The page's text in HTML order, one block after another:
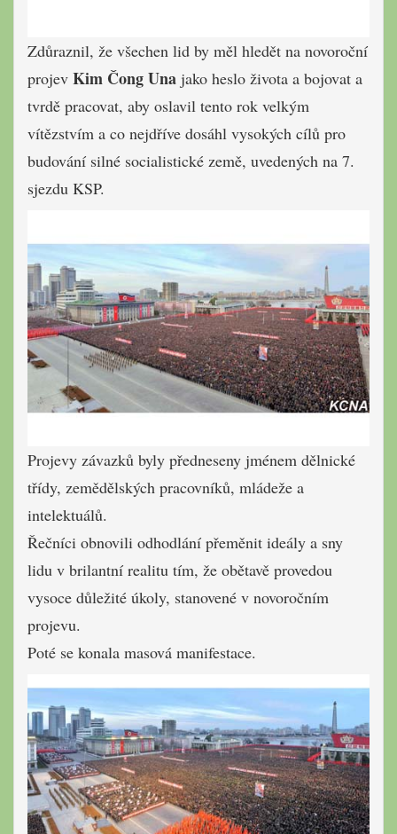
Zdůraznil, že všechen lid by měl hledět na novoroční
projev Kim Čong Una jako heslo života a bojovat a
tvrdě pracovat, aby oslavil tento rok velkým
vítězstvím a co nejdříve dosáhl vysokých cílů pro
budování silné socialistické země, uvedených na 7.
sjezdu KSP.
Projevy závazků byly předneseny jménem dělnické
třídy, zemědělských pracovníků, mládeže a
intelektuálů.
Řečníci obnovili odhodlání přeměnit ideály a sny
lidu v brilantní realitu tím, že obětavě provedou
vysoce důležité úkoly, stanovené v novoročním
projevu.
Poté se konala masová manifestace.